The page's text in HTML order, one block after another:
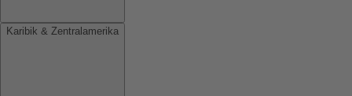
Karibik & Zentralamerika